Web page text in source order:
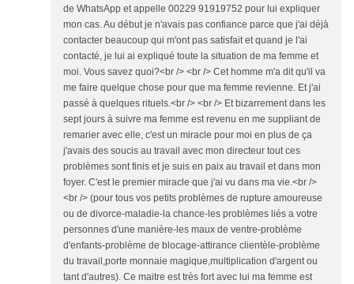
de WhatsApp et appelle 00229 91919752 pour lui expliquer
mon cas. Au début je n'avais pas confiance parce que j'ai déjà
contacter beaucoup qui m'ont pas satisfait et quand je l'ai
contacté, je lui ai expliqué toute la situation de ma femme et
moi. Vous savez quoi?<br /> <br /> Cet homme m'a dit qu'il va
me faire quelque chose pour que ma femme revienne. Et j'ai
passé à quelques rituels.<br /> <br /> Et bizarrement dans les
sept jours à suivre ma femme est revenu en me suppliant de
remarier avec elle, c'est un miracle pour moi en plus de ça
j'avais des soucis au travail avec mon directeur tout ces
problèmes sont finis et je suis en paix au travail et dans mon
foyer. C'est le premier miracle que j'ai vu dans ma vie.<br />
<br /> (pour tous vos petits problèmes de rupture amoureuse
ou de divorce-maladie-la chance-les problèmes liés a votre
personnes d'une manière-les maux de ventre-problème
d'enfants-problème de blocage-attirance clientèle-problème
du travail,porte monnaie magique,multiplication d'argent ou
tant d'autres). Ce maitre est très fort avec lui ma femme est